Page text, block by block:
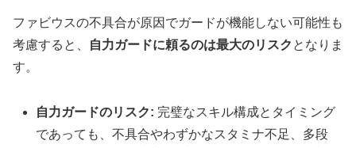
ファビウスの不具合が原因でガードが機能しない可能性も
考慮すると、
自力ガードに頼るのは最大のリスク となりま
す。
自力ガードのリスク: 完璧なスキル構成とタイミング
であっても、不具合やわずかなスタミナ不足、多段